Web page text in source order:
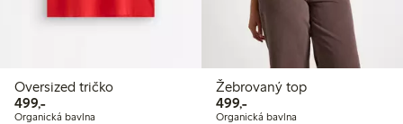
Oversized tričko
499,-499,00 Kč
Organická bavlna
Žebrovaný top
499,-499,00 Kč
Organická bavlna